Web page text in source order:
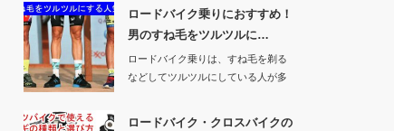
ロードバイク乗りにおすすめ！
男のすね毛をツルツルに…
ロードバイク乗りは、すね毛を剃る
などしてツルツルにしている人が多
ロードバイク・クロスバイクの